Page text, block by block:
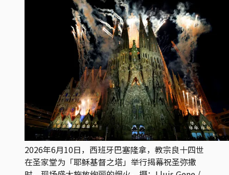
2026年6月10日，西班牙巴塞隆拿，教宗良十四世
在圣家堂为「耶稣基督之塔」举行揭幕祝圣弥撒